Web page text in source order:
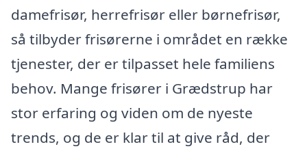
damefrisør, herrefrisør eller børnefrisør,
så tilbyder frisørerne i området en række
tjenester, der er tilpasset hele familiens
behov. Mange frisører i Grædstrup har
stor erfaring og viden om de nyeste
trends, og de er klar til at give råd, der